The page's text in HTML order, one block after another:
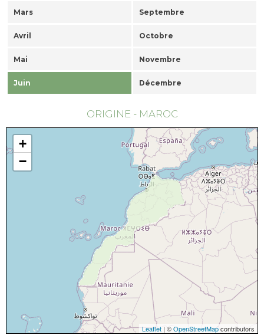
Mars Septembre
Avril Octobre
Mai Novembre
Juin Décembre
ORIGINE - MAROC
+
−
Leaflet | ©OpenStreetMapcontributors